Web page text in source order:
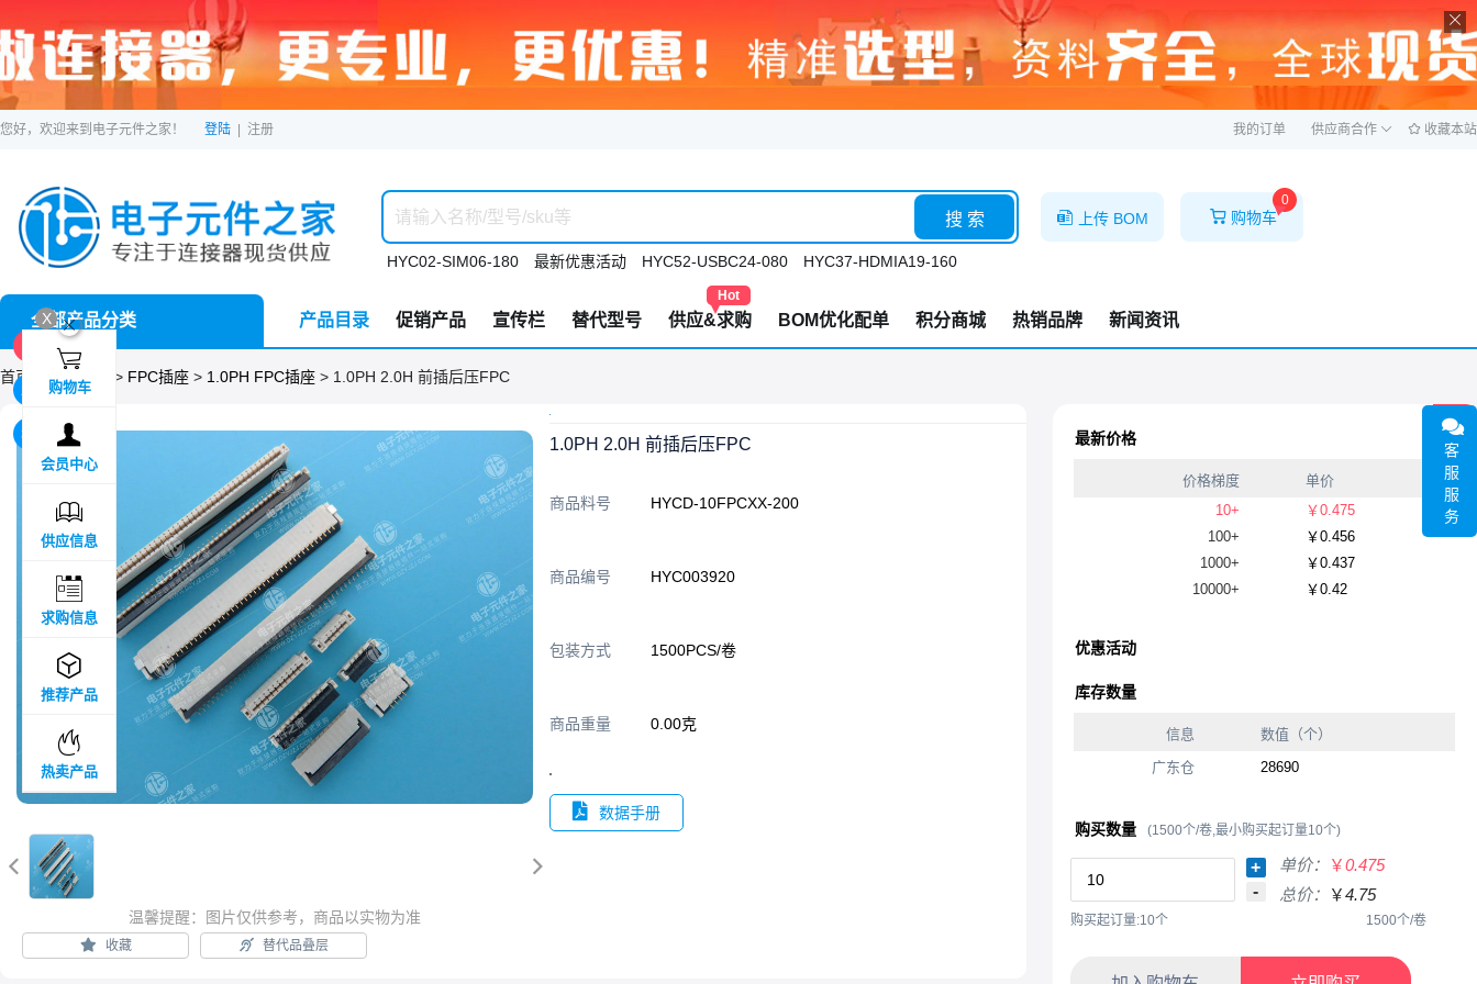
ဆ
您好，欢迎来到电子元件之家！ 登陆 注册 我的订单 供应商合作 收藏本站
HYC02-SIM06-180 最新优惠活动 HYC52-USBC24-080 HYC37-HDMIA19-160
搜 索 上传 BOM
0
购物车
全部产品分类 产品目录 促销产品 宣传栏 替代型号
Hot
供应&求购 BOM优化配单 积分商城 热销品牌 新闻资讯
首页 > 分类目录 > FPC插座 > 1.0PH FPC插座 > 1.0PH 2.0H 前插后压FPC
 
温馨提醒：图片仅供参考，商品以实物为准
收藏 替代品叠层
1.0PH 2.0H 前插后压FPC
商品料号 HYCD-10FPCXX-200
商品编号 HYC003920
包装方式 1500PCS/卷
商品重量 0.00克
数据手册
1F
最新价格
价格梯度
单价
10+
￥0.475
100+
￥0.456
1000+
￥0.437
10000+
￥0.42
优惠活动
库存数量
信息
数值（个）
广东仓
28690
购买数量 (1500个/卷,最小购买起订量10个)
+
-
单价： ￥0.475
总价：
￥4.75
购买起订量:10个 1500个/卷
X
3F
ဆ

购物车

会员中心

供应信息

求购信息

推荐产品

热卖产品
客
服
服
务